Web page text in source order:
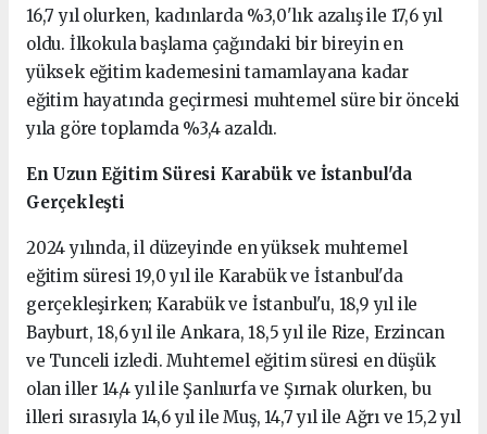
16,7 yıl olurken, kadınlarda %3,0'lık azalış ile 17,6 yıl
oldu. İlkokula başlama çağındaki bir bireyin en
yüksek eğitim kademesini tamamlayana kadar
eğitim hayatında geçirmesi muhtemel süre bir önceki
yıla göre toplamda %3,4 azaldı.
En Uzun Eğitim Süresi Karabük ve İstanbul'da
Gerçekleşti
2024 yılında, il düzeyinde en yüksek muhtemel
eğitim süresi 19,0 yıl ile Karabük ve İstanbul'da
gerçekleşirken; Karabük ve İstanbul'u, 18,9 yıl ile
Bayburt, 18,6 yıl ile Ankara, 18,5 yıl ile Rize, Erzincan
ve Tunceli izledi. Muhtemel eğitim süresi en düşük
olan iller 14,4 yıl ile Şanlıurfa ve Şırnak olurken, bu
illeri sırasıyla 14,6 yıl ile Muş, 14,7 yıl ile Ağrı ve 15,2 yıl